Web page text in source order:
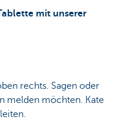
mit unserer
rechts. Sagen oder
melden möchten. Kate